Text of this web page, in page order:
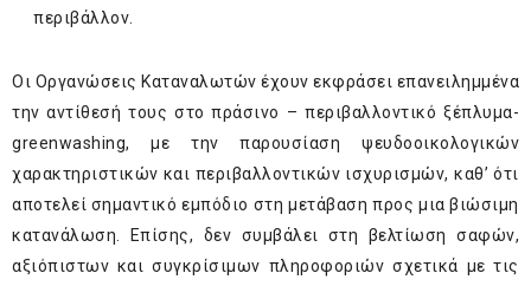
περιβάλλον.
Οι Οργανώσεις Καταναλωτών έχουν εκφράσει επανειλημμένα
την αντίθεσή τους στο πράσινο – περιβαλλοντικό ξέπλυμα-
greenwashing, με την παρουσίαση ψευδοοικολογικών
χαρακτηριστικών και περιβαλλοντικών ισχυρισμών, καθ’ ότι
αποτελεί σημαντικό εμπόδιο στη μετάβαση προς μια βιώσιμη
κατανάλωση. Επίσης, δεν συμβάλει στη βελτίωση σαφών,
αξιόπιστων και συγκρίσιμων πληροφοριών σχετικά με τις